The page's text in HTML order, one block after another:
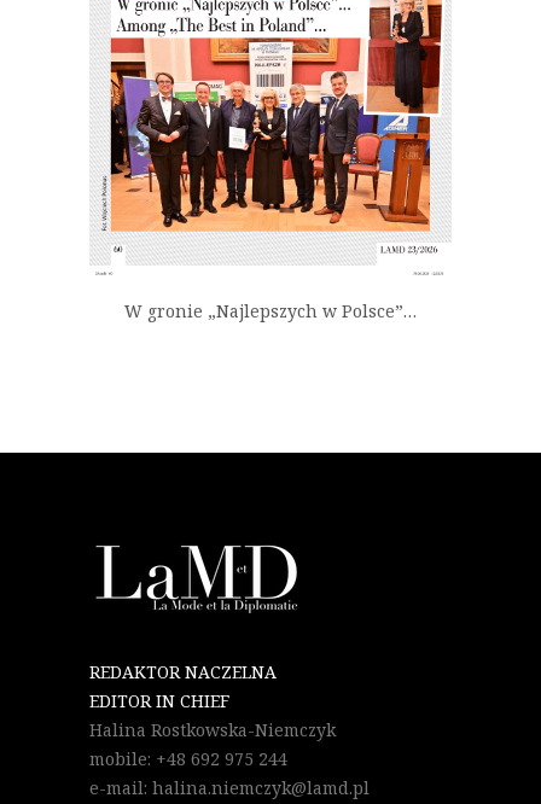
W gronie „Najlepszych w Polsce”…
REDAKTOR NACZELNA
EDITOR IN CHIEF
Halina Rostkowska-Niemczyk
mobile: +48 692 975 244
e-mail: halina.niemczyk@lamd.pl